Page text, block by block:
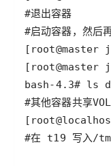
#在 t19 写入/